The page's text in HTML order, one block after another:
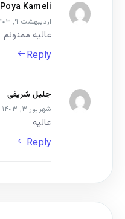
Poya Kameli
اردیبهشت ۹, ۱۴۰۳
عالیه ممنونم
Reply
جلیل شریفی
شهریور ۳, ۱۴۰۳
عالیه
Reply